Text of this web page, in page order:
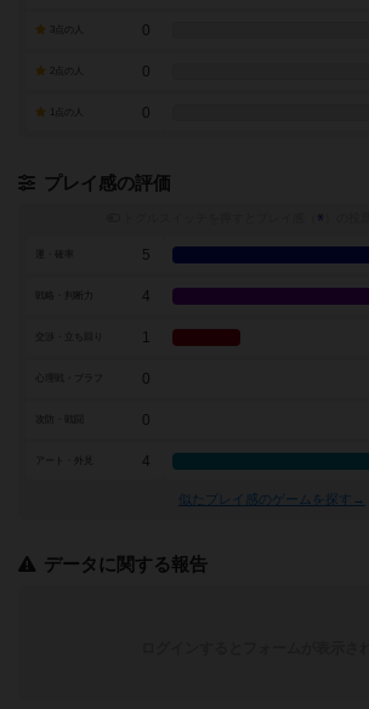
0
0
0
プレイ感の評価
※
5
戦略・判断力 4
1
0
0
アート・外見 4
似たプレイ感のゲームを探す→
データに関する報告